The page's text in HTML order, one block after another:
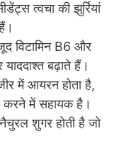
त्वचा की झुर्रियां
विटामिन B6 और
याददाश्त बढ़ाते हैं।
में आयरन होता है,
करने में सहायक है।
शुगर होती है जो